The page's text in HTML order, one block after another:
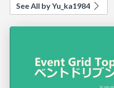
See All by Yu_ka1984